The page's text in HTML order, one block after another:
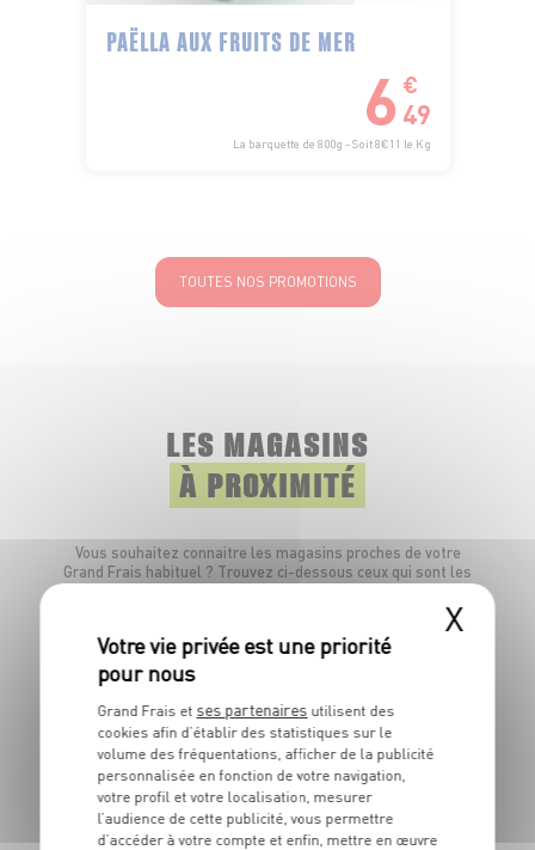
PAËLLA AUX FRUITS DE MER
6 €
49
La barquette de 800g - Soit 8€11 le Kg
TOUTES NOS PROMOTIONS
LES MAGASINS
À PROXIMITÉ
Vous souhaitez connaitre les magasins proches de votre
Grand Frais habituel ? Trouvez ci-dessous ceux qui sont les
X
Grand Frais et ses partenaires utilisent des
cookies afin d’établir des statistiques sur le
volume des fréquentations, afficher de la publicité
personnalisée en fonction de votre navigation,
votre profil et votre localisation, mesurer
l’audience de cette publicité, vous permettre
d’accéder à votre compte et enfin, mettre en œuvre